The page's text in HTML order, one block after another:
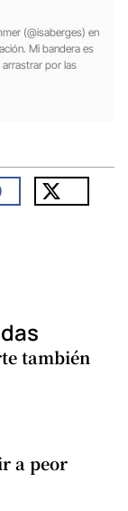
(@isaberges) en
Mi bandera es
por las
también
a peor